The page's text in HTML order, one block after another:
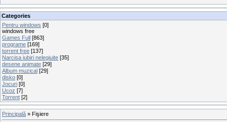
Categories
Pentru windows [0]
windows free
Games Full [863]
programe [169]
torrent free [137]
Narcisa iubiri nelegiuite [35]
desene animate [29]
Album muzical [29]
disko [0]
Jocuri [0]
Ucoz [7]
Torrent [2]
Principală » Fişiere